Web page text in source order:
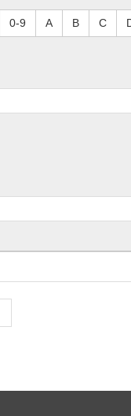
0-9 A B C